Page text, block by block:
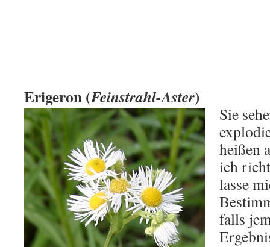
Erigeron (Feinstrahl-Aster)
Sie
heißen
ich
lasse
falls